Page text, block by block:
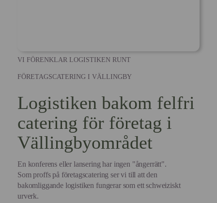
VI FÖRENKLAR LOGISTIKEN RUNT
FÖRETAGSCATERING I VÄLLINGBY
Logistiken bakom felfri
catering för företag i
Vällingbyområdet
En konferens eller lansering har ingen "ångerrätt".
Som proffs på företagscatering ser vi till att den
bakomliggande logistiken fungerar som ett schweiziskt
urverk.